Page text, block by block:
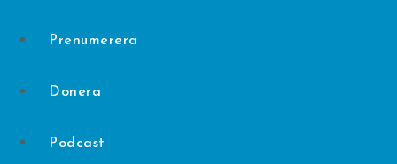
Prenumerera
Donera
Podcast